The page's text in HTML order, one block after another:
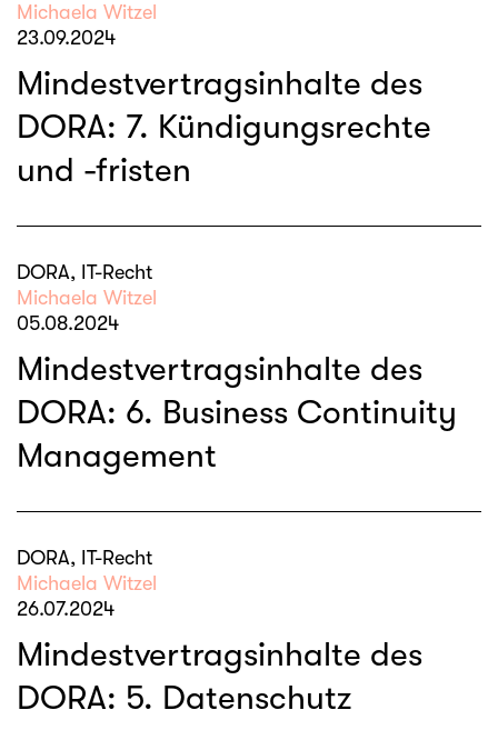
Michaela Witzel
23.09.2024
Mindestvertragsinhalte des
DORA: 7. Kündigungsrechte
und -fristen
DORA, IT-Recht
Michaela Witzel
05.08.2024
Mindestvertragsinhalte des
DORA: 6. Business Continuity
Management
DORA, IT-Recht
Michaela Witzel
26.07.2024
Mindestvertragsinhalte des
DORA: 5. Datenschutz